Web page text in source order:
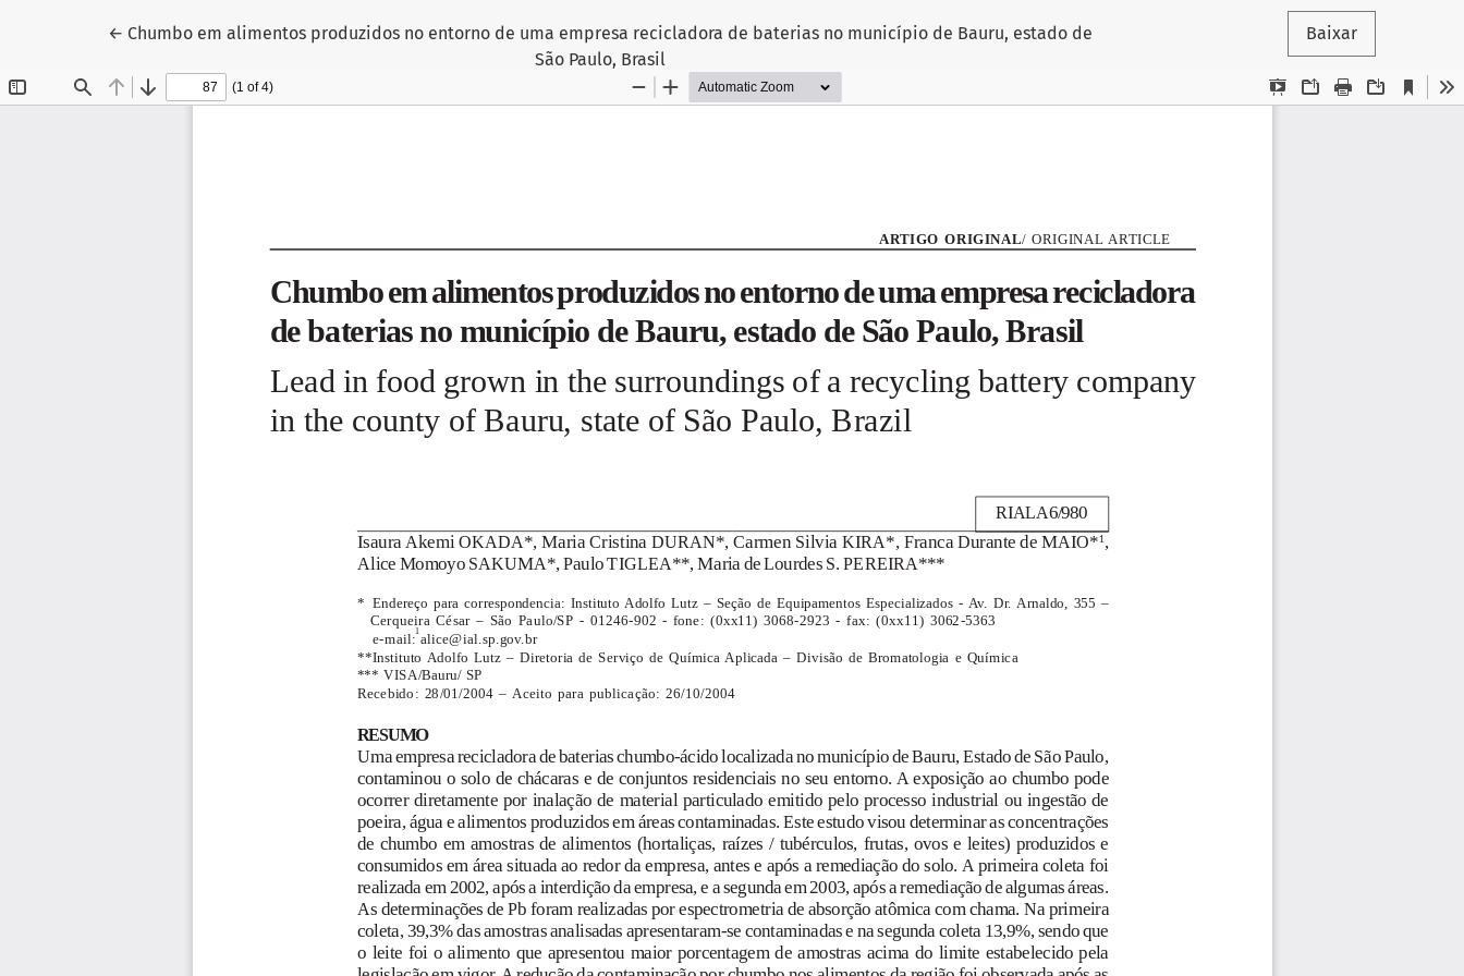
← Voltar aos Detalhes do Artigo
Chumbo em alimentos produzidos no entorno de uma empresa recicladora de baterias no município de Bauru, estado de
São Paulo, Brasil
Baixar